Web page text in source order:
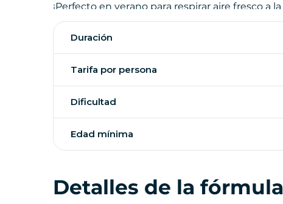
¡Perfecto en verano para respirar aire fresco a
Duración
Tarifa por persona
Dificultad
Edad mínima
Detalles de la fórmula